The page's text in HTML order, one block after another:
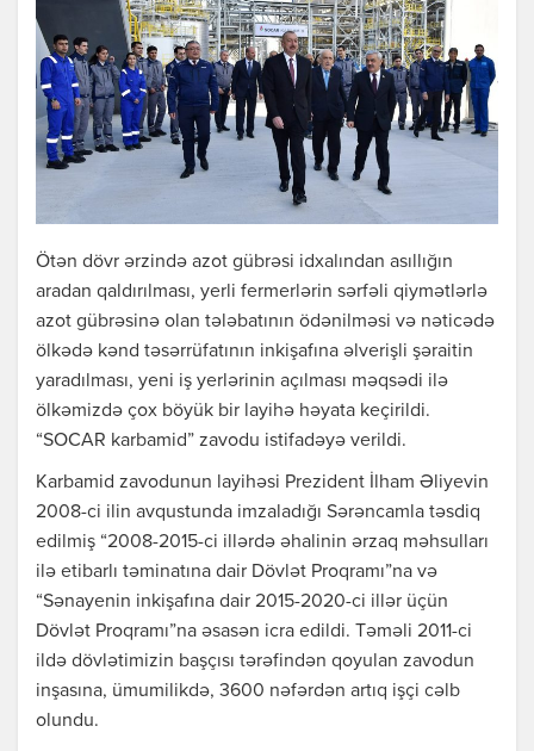
Ötən dövr ərzində azot gübrəsi idxalından asıllığın
aradan qaldırılması, yerli fermerlərin sərfəli qiymətlərlə
azot gübrəsinə olan tələbatının ödənilməsi və nəticədə
ölkədə kənd təsərrüfatının inkişafına əlverişli şəraitin
yaradılması, yeni iş yerlərinin açılması məqsədi ilə
ölkəmizdə çox böyük bir layihə həyata keçirildi.
“SOCAR karbamid” zavodu istifadəyə verildi.
Karbamid zavodunun layihəsi Prezident İlham Əliyevin
2008-ci ilin avqustunda imzaladığı Sərəncamla təsdiq
edilmiş “2008-2015-ci illərdə əhalinin ərzaq məhsulları
ilə etibarlı təminatına dair Dövlət Proqramı”na və
“Sənayenin inkişafına dair 2015-2020-ci illər üçün
Dövlət Proqramı”na əsasən icra edildi. Təməli 2011-ci
ildə dövlətimizin başçısı tərəfindən qoyulan zavodun
inşasına, ümumilikdə, 3600 nəfərdən artıq işçi cəlb
olundu.